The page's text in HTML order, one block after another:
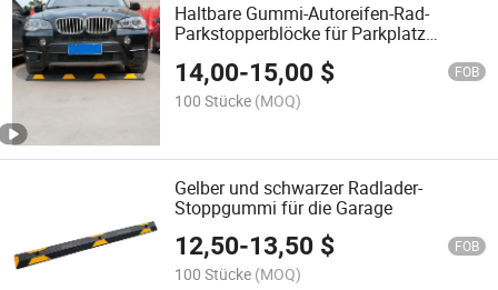
Haltbare Gummi-Autoreifen-Rad-
Parkstopperblöcke für Parkplatz
14,00-15,00 $ FOB
100 Stücke (MOQ)
Gelber und schwarzer Radlader-
Stoppgummi für die Garage
12,50-13,50 $ FOB
100 Stücke (MOQ)